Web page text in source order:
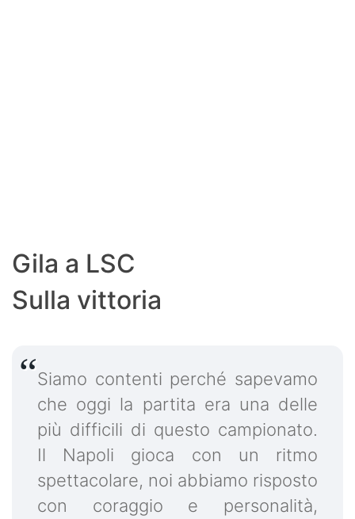
Gila a LSC
Sulla vittoria
Siamo contenti perché sapevamo
che oggi la partita era una delle
più difficili di questo campionato.
Il Napoli gioca con un ritmo
spettacolare, noi abbiamo risposto
con coraggio e personalità,